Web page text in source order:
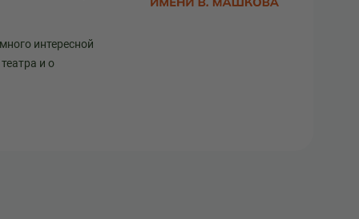
интересной
и о